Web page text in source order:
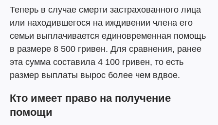
Теперь в случае смерти застрахованного лица
или находившегося на иждивении члена его
семьи выплачивается единовременная помощь
в размере 8 500 гривен. Для сравнения, ранее
эта сумма составила 4 100 гривен, то есть
размер выплаты вырос более чем вдвое.
Кто имеет право на получение
помощи